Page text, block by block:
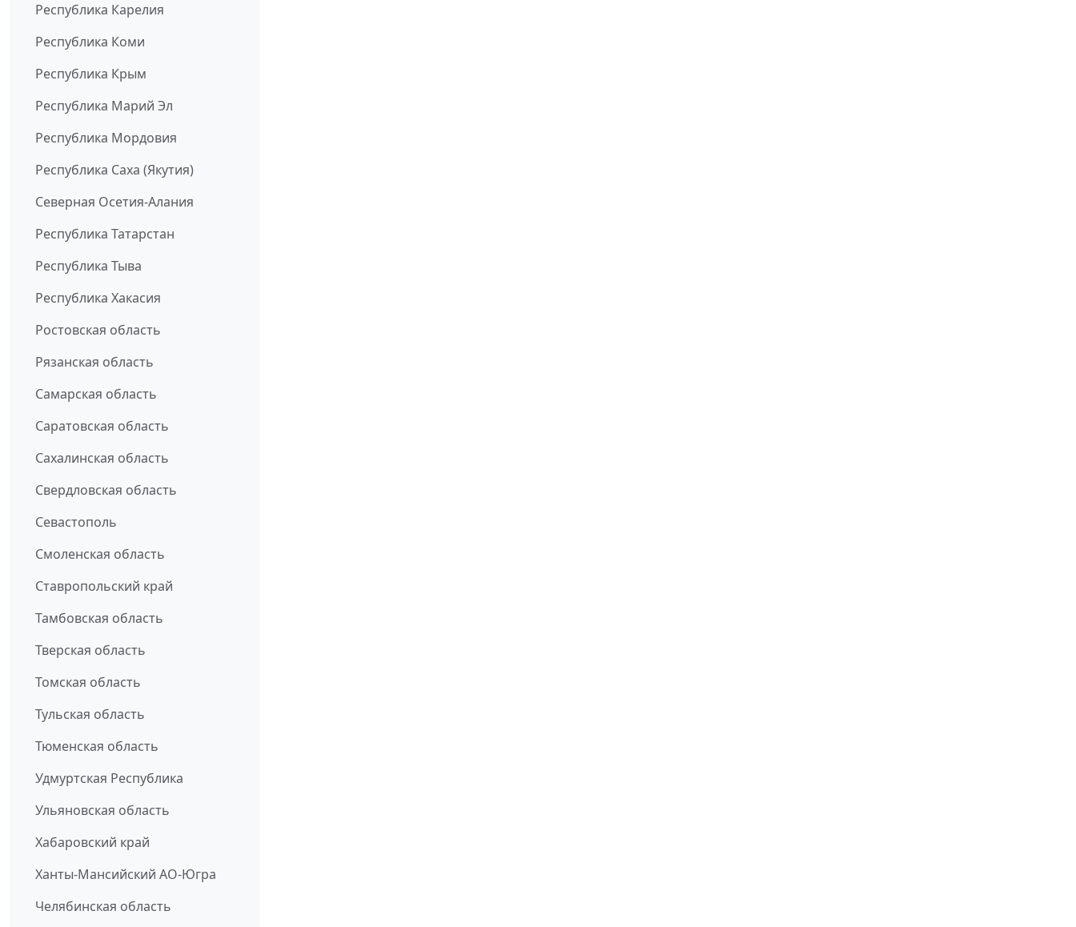
Республика Карелия
Республика Коми
Республика Крым
Республика Марий Эл
Республика Мордовия
Республика Саха (Якутия)
Северная Осетия-Алания
Республика Татарстан
Республика Тыва
Республика Хакасия
Ростовская область
Рязанская область
Самарская область
Саратовская область
Сахалинская область
Свердловская область
Севастополь
Смоленская область
Ставропольский край
Тамбовская область
Тверская область
Томская область
Тульская область
Тюменская область
Удмуртская Республика
Ульяновская область
Хабаровский край
Ханты-Мансийский АО-Югра
Челябинская область